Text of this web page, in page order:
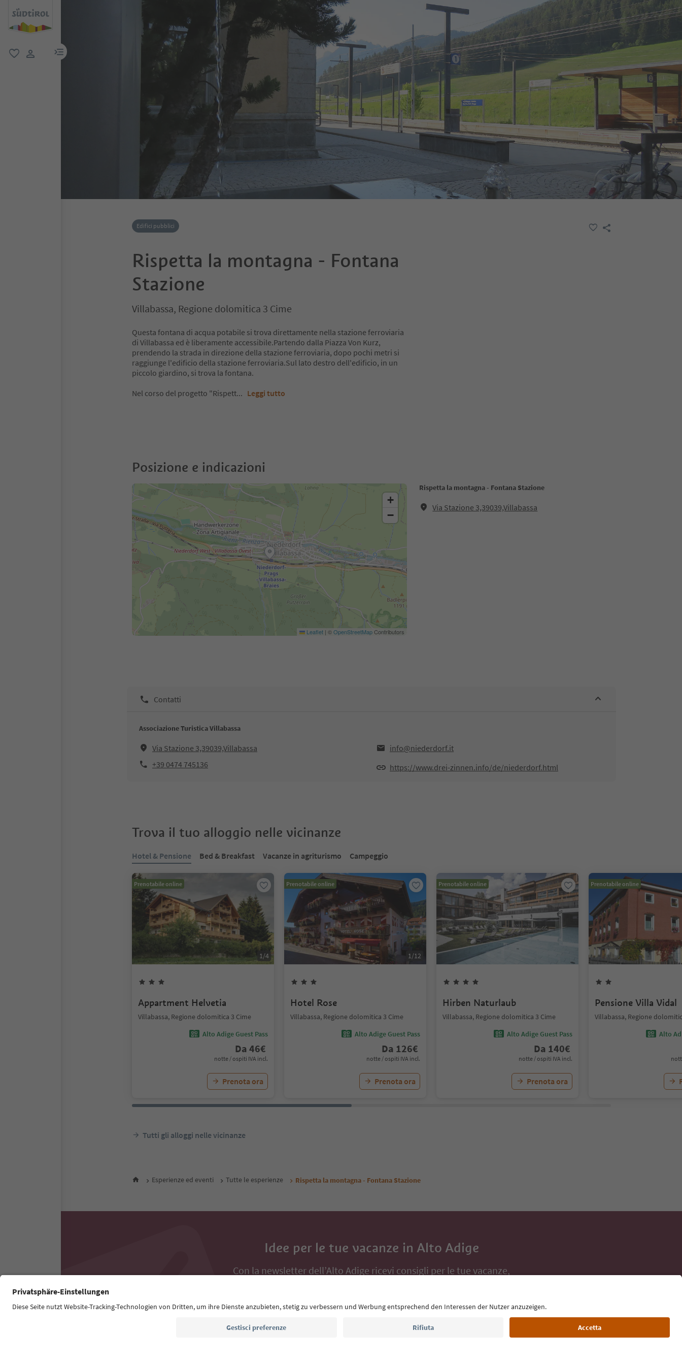
menu link
Edifici pubblici
Rispetta la montagna - Fontana
Stazione
Villabassa, Regione dolomitica 3 Cime
Questa fontana di acqua potabile si trova direttamente nella stazione ferroviaria
di Villabassa ed è liberamente accessibile.Partendo dalla Piazza Von Kurz,
prendendo la strada in direzione della stazione ferroviaria, dopo pochi metri si
raggiunge l'edificio della stazione ferroviaria.Sul lato destro dell'edificio, in un
piccolo giardino, si trova la fontana.
Nel corso del progetto "Rispett... Leggi tutto
Posizione e indicazioni
Rispetta la montagna - Fontana Stazione
Via Stazione 3,39039,Villabassa
+
−
Leaflet | ©OpenStreetMapContributors
Contatti
Associazione Turistica Villabassa
Via Stazione 3,39039,Villabassa
info@niederdorf.it
+39 0474 745136
https://www.drei-zinnen.info/de/niederdorf.html
Trova il tuo alloggio nelle vicinanze
Hotel & Pensione Bed & Breakfast Vacanze in agriturismo Campeggio
Prenotabile online
1/4
Appartment Helvetia
Villabassa, Regione dolomitica 3 Cime
Alto Adige Guest Pass
Da 46€
notte / ospiti IVA incl.
Prenota ora
Prenotabile online
1/12
Hotel Rose
Villabassa, Regione dolomitica 3 Cime
Alto Adige Guest Pass
Da 126€
notte / ospiti IVA incl.
Prenota ora
Prenotabile online
Hirben Naturlaub
Villabassa, Regione dolomitica 3 Cime
Alto Adige Guest Pass
Da 140€
notte / ospiti IVA incl.
Prenota ora
Prenotabile online
Pensione Villa Vidal
Villabassa, Regione
Alto
Tutti gli alloggi nelle vicinanze
Esperienze ed eventi Tutte le esperienze Rispetta la montagna - Fontana Stazione
Idee per le tue vacanze in Alto Adige
Con la newsletter dell’Alto Adige ricevi consigli per le tue vacanze,